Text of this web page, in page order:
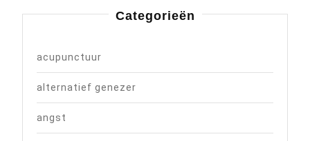
Categorieën
acupunctuur
alternatief genezer
angst